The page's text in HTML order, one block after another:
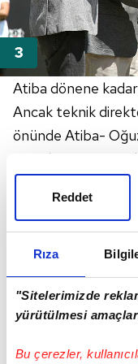
Rıza
"Sitelerimizde
yürütülmesi
Bu çerezler,
Reddet
Atiba dönene
Ancak teknik
önünde Atiba-
Oğuzhan veya